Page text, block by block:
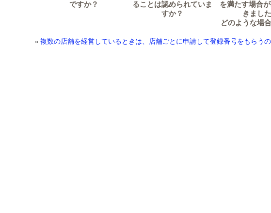
ですか？
ることは認められていま
すか？
を満たす場合
きました
どのような場
« 複数の店舗を経営しているときは、店舗ごとに申請して登録番号をもらう